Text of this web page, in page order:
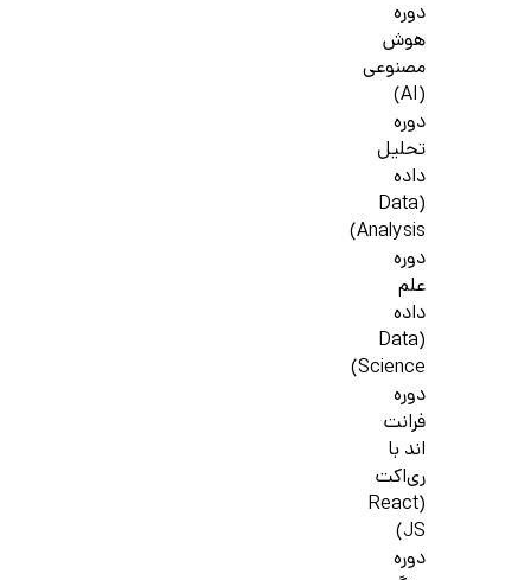
دوره
هوش
مصنوعی
(AI)
دوره
تحلیل
داده
(Data
Analysis)
دوره
علم
داده
(Data
Science)
دوره
فرانت
اند با
ری‌اکت
(React
JS)
دوره